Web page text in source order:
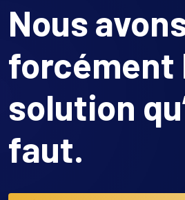
Nous
forcément
solution
faut.